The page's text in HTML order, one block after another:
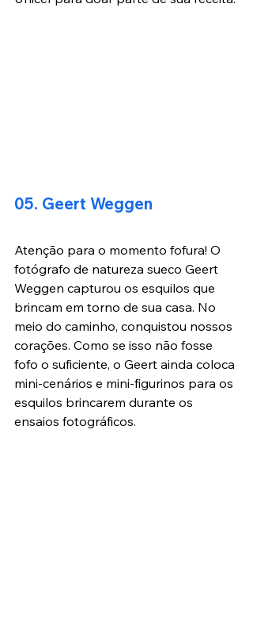
05. Geert Weggen
Atenção para o momento fofura! O
fotógrafo de natureza sueco Geert
Weggen capturou os esquilos que
brincam em torno de sua casa. No
meio do caminho, conquistou nossos
corações. Como se isso não fosse
fofo o suficiente, o Geert ainda coloca
mini-cenários e mini-figurinos para os
esquilos brincarem durante os
ensaios fotográficos.